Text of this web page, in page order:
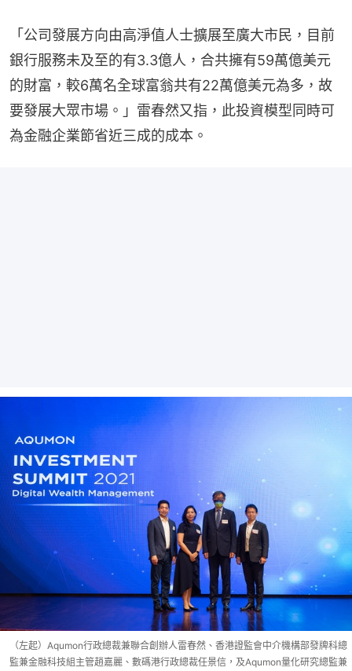
「公司發展方向由高淨值人士擴展至廣大市民，目前
銀行服務未及至的有3.3億人，合共擁有59萬億美元
的財富，較6萬名全球富翁共有22萬億美元為多，故
要發展大眾市場。」雷春然又指，此投資模型同時可
為金融企業節省近三成的成本。
（左起）Aqumon行政總裁兼聯合創辦人雷春然、香港證監會中介機構部發牌科總
監兼金融科技組主管趙嘉麗、數碼港行政總裁任景信，及Aqumon量化研究總監兼